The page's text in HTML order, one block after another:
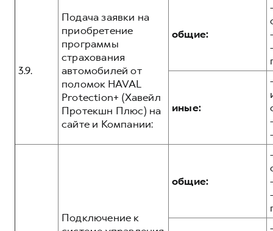
3.9.
Подача заявки на
приобретение
программы
страхования
автомобилей от
поломок HAVAL
Protection+ (Хавейл
Протекшн Плюс) на
сайте и Компании:
общие:
иные:
Подключение к
общие: